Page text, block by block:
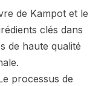
de Kampot et le
clés dans
de haute qualité
processus de